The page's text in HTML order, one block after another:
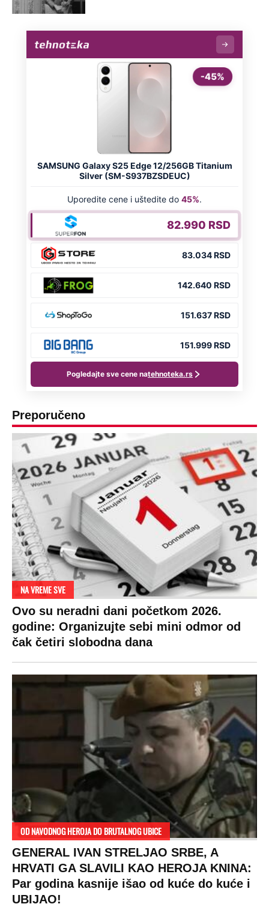
Preporučeno
NA VREME SVE
Ovo su neradni dani početkom 2026.
godine: Organizujte sebi mini odmor od
čak četiri slobodna dana
OD NAVODNOG HEROJA DO BRUTALNOG UBICE
GENERAL IVAN STRELJAO SRBE, A
HRVATI GA SLAVILI KAO HEROJA KNINA:
Par godina kasnije išao od kuće do kuće i
UBIJAO!